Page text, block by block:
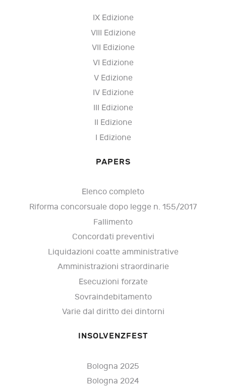
IX Edizione
VIII Edizione
VII Edizione
VI Edizione
V Edizione
IV Edizione
III Edizione
II Edizione
I Edizione
PAPERS
Elenco completo
Riforma concorsuale dopo legge n. 155/2017
Fallimento
Concordati preventivi
Liquidazioni coatte amministrative
Amministrazioni straordinarie
Esecuzioni forzate
Sovraindebitamento
Varie dal diritto dei dintorni
INSOLVENZFEST
Bologna 2025
Bologna 2024